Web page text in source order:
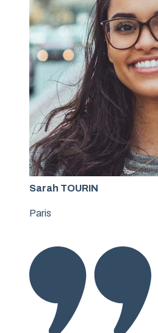
Sarah TOURIN
Paris